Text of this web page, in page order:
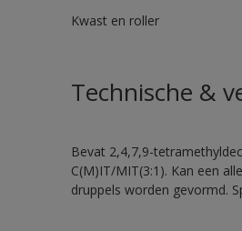
Kwast en roller
Technische &
Bevat 2,4,7,9-
C(M)IT/MIT(3:1). Kan een
druppels worden gevormd.